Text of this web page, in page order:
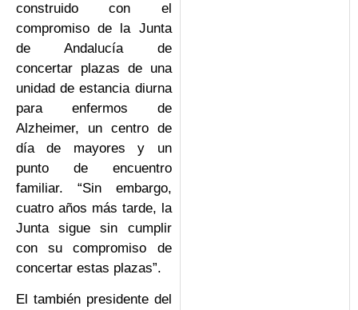
construido con el
compromiso de la Junta
de Andalucía de
concertar plazas de una
unidad de estancia diurna
para enfermos de
Alzheimer, un centro de
día de mayores y un
punto de encuentro
familiar. “Sin embargo,
cuatro años más tarde, la
Junta sigue sin cumplir
con su compromiso de
concertar estas plazas”.
El también presidente del